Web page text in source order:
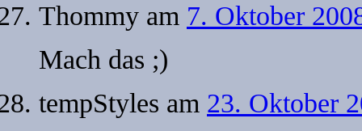
Thommy am 7. Oktober
Mach das ;)
tempStyles am 23. Oktober